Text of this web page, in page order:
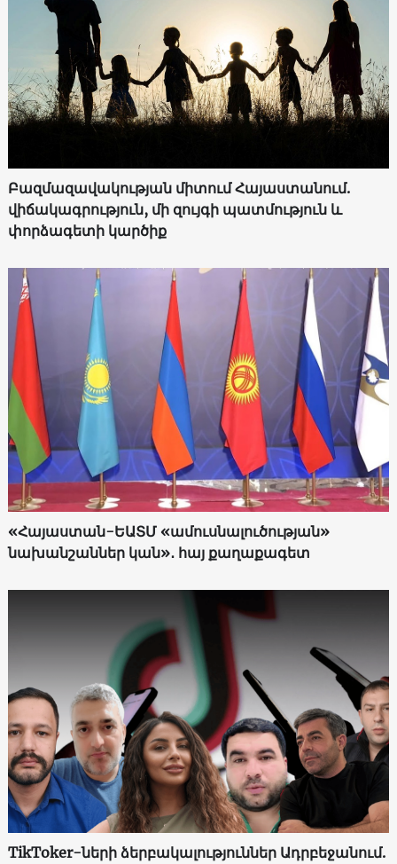
Բազմազավակության միտում Հայաստանում.
վիճակագրություն, մի զույգի պատմություն և
փորձագետի կարծիք
«Հայաստան-ԵԱՏՄ «ամուսնալուծության»
նախանշաններ կան»․ հայ քաղաքագետ
TikToker-ների ձերբակալություններ Ադրբեջանում.